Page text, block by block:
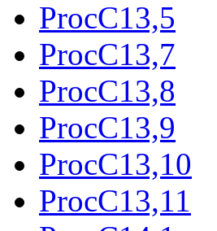
ProcC13,5
ProcC13,7
ProcC13,8
ProcC13,9
ProcC13,10
ProcC13,11